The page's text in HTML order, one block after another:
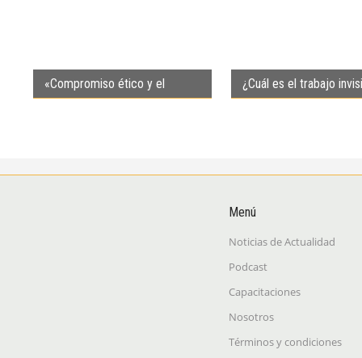
«Compromiso ético y el
¿Cuál es el trabajo
Menú
Noticias de Actualidad
Podcast
Capacitaciones
Nosotros
Términos y condiciones